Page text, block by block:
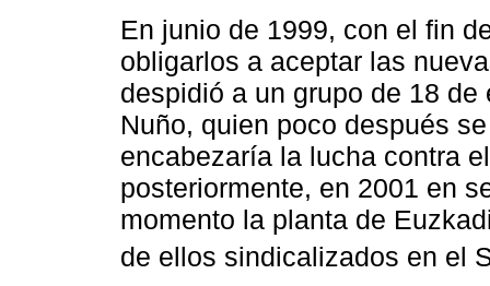
En junio de 1999, con el fin
obligarlos a aceptar las
despidió a un grupo de 18
Nuño, quien poco después
encabezaría la lucha contra
posteriormente, en 2001 en
momento la planta de
de ellos sindicalizados en el